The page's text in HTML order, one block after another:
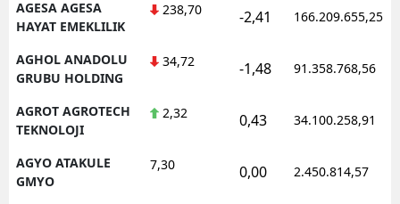
AGESA AGESA
HAYAT EMEKLILIK
238,70 -2,41 166.209.655,25
AGHOL ANADOLU
GRUBU HOLDING
34,72 -1,48 91.358.768,56
AGROT AGROTECH
TEKNOLOJI
2,32 0,43 34.100.258,91
AGYO ATAKULE
GMYO
7,30 0,00 2.450.814,57